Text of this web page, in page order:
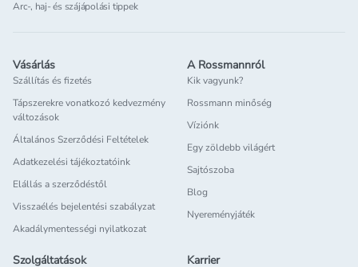
Arc-, haj- és szájápolási tippek
Vásárlás
Szállítás és fizetés
Tápszerekre vonatkozó kedvezmény
változások
Általános Szerződési Feltételek
Adatkezelési tájékoztatóink
Elállás a szerződéstől
Visszaélés bejelentési szabályzat
Akadálymentességi nyilatkozat
A Rossmannról
Kik vagyunk?
Rossmann minőség
Víziónk
Egy zöldebb világért
Sajtószoba
Blog
Nyereményjáték
Szolgáltatások Karrier